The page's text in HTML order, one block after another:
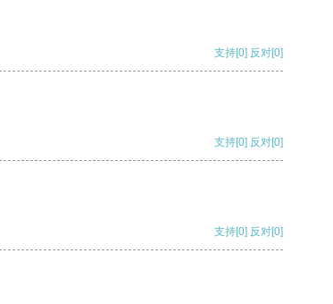
支持[0] 反对[0]
支持[0] 反对[0]
支持[0] 反对[0]